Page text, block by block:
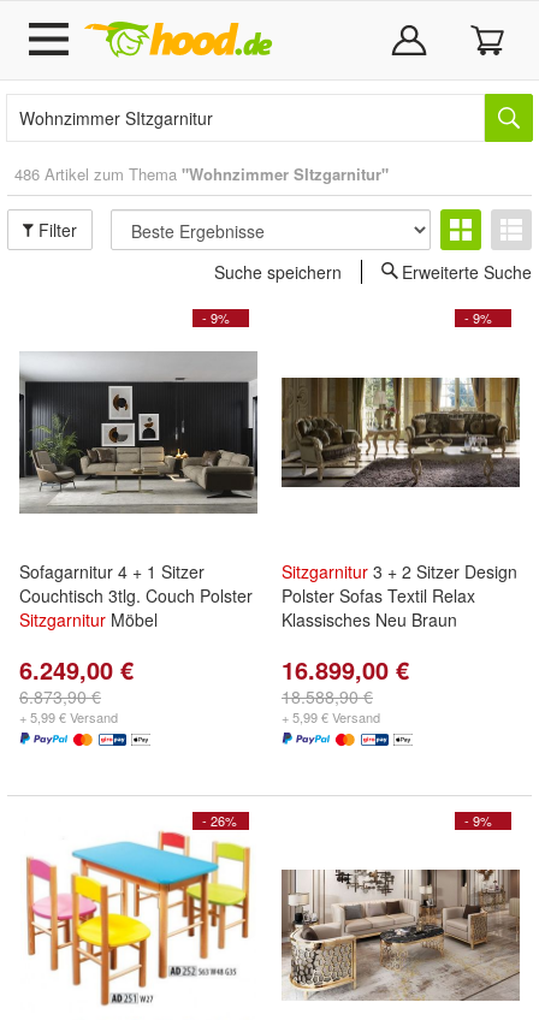
486 Artikel zum Thema "Wohnzimmer SItzgarnitur"
Filter
Suche speichern
Erweiterte Suche
- 9%
Sofagarnitur 4 + 1 Sitzer
Couchtisch 3tlg. Couch Polster
Sitzgarnitur Möbel
6.249,00 €
6.873,90 €
+ 5,99 € Versand
- 9%
Sitzgarnitur 3 + 2 Sitzer Design
Polster Sofas Textil Relax
Klassisches Neu Braun
16.899,00 €
18.588,90 €
+ 5,99 € Versand
- 26% - 9%